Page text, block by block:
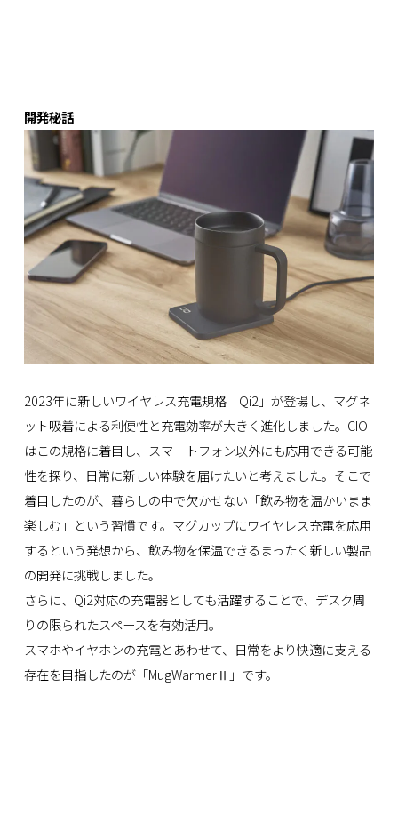
開発秘話
2023年に新しいワイヤレス充電規格「Qi2」が登場し、マグネ
ット吸着による利便性と充電効率が大きく進化しました。CIO
はこの規格に着目し、スマートフォン以外にも応用できる可能
性を探り、日常に新しい体験を届けたいと考えました。そこで
着目したのが、暮らしの中で欠かせない「飲み物を温かいまま
楽しむ」という習慣です。マグカップにワイヤレス充電を応用
するという発想から、飲み物を保温できるまったく新しい製品
の開発に挑戦しました。
さらに、Qi2対応の充電器としても活躍することで、デスク周
りの限られたスペースを有効活用。
スマホやイヤホンの充電とあわせて、日常をより快適に支える
存在を目指したのが「MugWarmerⅡ」です。